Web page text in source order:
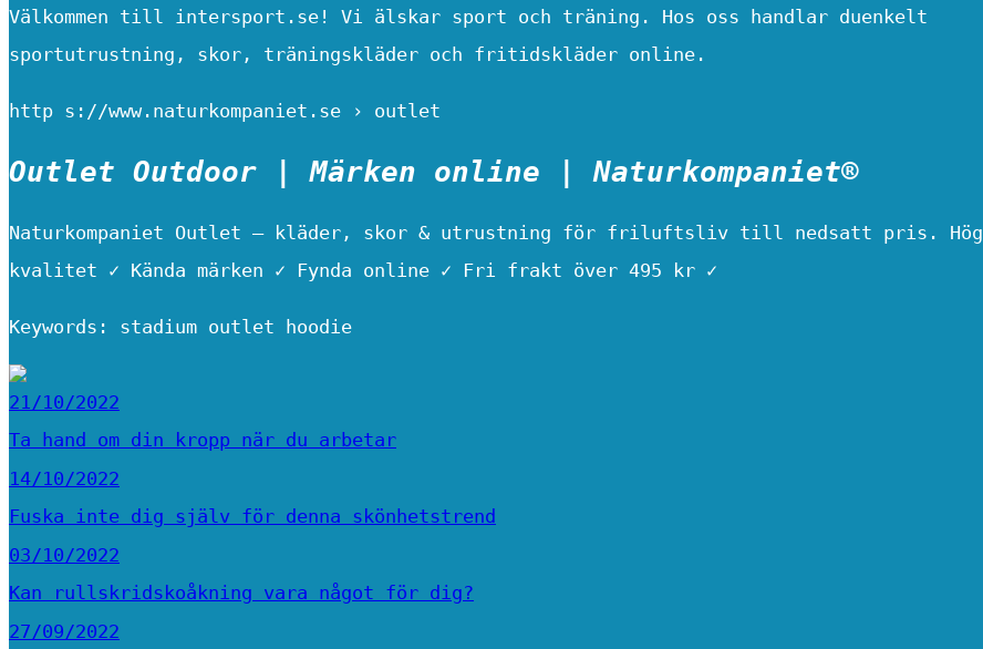
Välkommen till intersport.se! Vi älskar sport och träning. Hos oss handlar duenkelt
sportutrustning, skor, träningskläder och fritidskläder online.
http s://www.naturkompaniet.se › outlet
Outlet Outdoor | Märken online | Naturkompaniet®
Naturkompaniet Outlet – kläder, skor & utrustning för friluftsliv till nedsatt pris. Hög
kvalitet ✓ Kända märken ✓ Fynda online ✓ Fri frakt över 495 kr ✓
Keywords: stadium outlet hoodie
21/10/2022
Ta hand om din kropp när du arbetar
14/10/2022
Fuska inte dig själv för denna skönhetstrend
03/10/2022
Kan rullskridskoåkning vara något för dig?
27/09/2022